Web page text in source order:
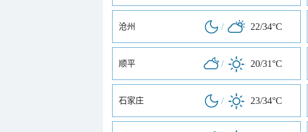
沧州 / 22/34°C
顺平 / 20/31°C
石家庄 / 23/34°C